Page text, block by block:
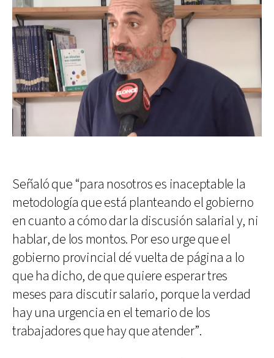
Señaló que “para nosotros es inaceptable la
metodología que está planteando el gobierno
en cuanto a cómo dar la discusión salarial y, ni
hablar, de los montos. Por eso urge que el
gobierno provincial dé vuelta de página a lo
que ha dicho, de que quiere esperar tres
meses para discutir salario, porque la verdad
hay una urgencia en el temario de los
trabajadores que hay que atender”.